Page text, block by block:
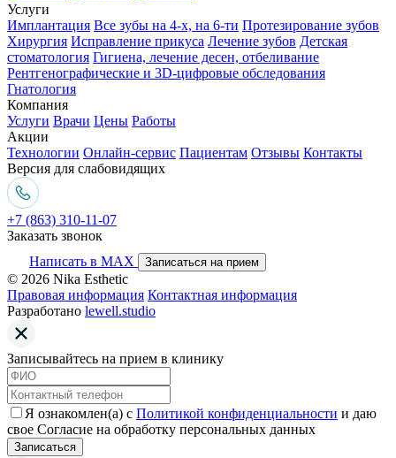
Услуги
Имплантация Все зубы на 4-х, на 6-ти Протезирование зубов
Хирургия Исправление прикуса Лечение зубов Детская
стоматология Гигиена, лечение десен, отбеливание
Рентгенографические и 3D-цифровые обследования
Гнатология
Компания
Услуги Врачи Цены Работы
Акции
Технологии Онлайн-сервис Пациентам Отзывы Контакты
Версия для слабовидящих
+7 (863) 310-11-07
Заказать звонок
Написать в MAX
Записаться на прием
© 2026 Nika Esthetic
Правовая информация Контактная информация
Разработано lewell.studio
Записывайтесь на прием в клинику
Я ознакомлен(а) с Политикой конфиденциальности и даю
свое Согласие на обработку персональных данных
Записаться